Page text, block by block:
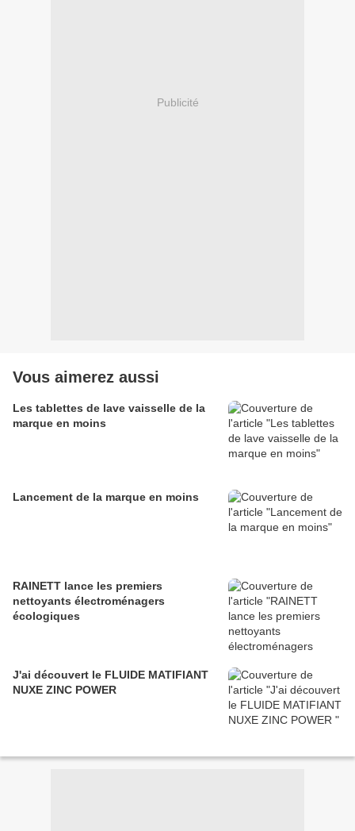
Publicité
Vous aimerez aussi
Les tablettes de lave vaisselle de la
marque en moins
Lancement de la marque en moins
RAINETT lance les premiers
nettoyants électroménagers
écologiques
J'ai découvert le FLUIDE MATIFIANT
NUXE ZINC POWER